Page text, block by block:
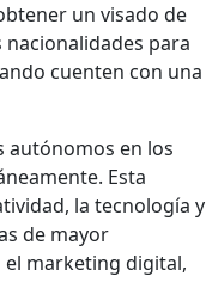
un visado de
para
cuenten con una
autónomos en los
Esta
la tecnología y
de mayor
marketing digital,